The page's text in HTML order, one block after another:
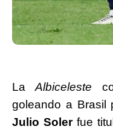
La Albiceleste
goleando a Brasil
Julio Solerfue